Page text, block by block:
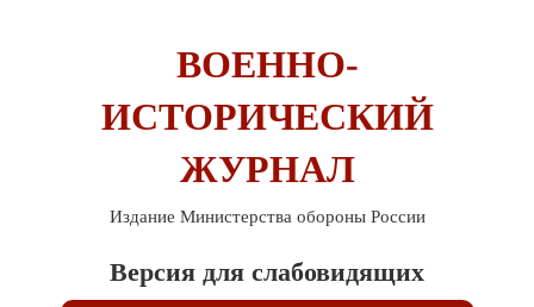
ВОЕННО-
ИСТОРИЧЕСКИЙ
ЖУРНАЛ
Издание Министерства обороны России
Версия для слабовидящих